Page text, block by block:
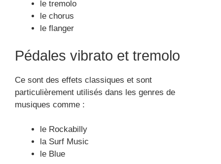
le tremolo
le chorus
le flanger
Pédales vibrato et tremolo
Ce sont des effets classiques et sont
particulièrement utilisés dans les genres de
musiques comme :
le Rockabilly
la Surf Music
le Blue